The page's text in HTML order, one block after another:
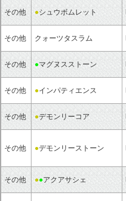
その他 ●シュウボムレット
その他 クォーツタスラム
その他 ●マグヌスストーン
その他 ●インパティエンス
その他 ●デモンリーコア
その他 ●デモンリーストーン
その他 ●●アクアサシェ